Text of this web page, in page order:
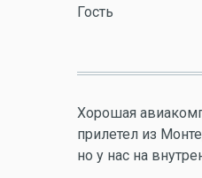
Гость
Хорошая
прилетел из
но у нас на